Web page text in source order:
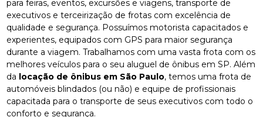
para feiras, eventos, excursões e viagens, transporte de
executivos e terceirização de frotas com excelência de
qualidade e segurança. Possuímos motorista capacitados e
experientes, equipados com GPS para maior segurança
durante a viagem. Trabalhamos com uma vasta frota com os
melhores veículos para o seu aluguel de ônibus em SP. Além
da locação de ônibus em São Paulo, temos uma frota de
automóveis blindados (ou não) e equipe de profissionais
capacitada para o transporte de seus executivos com todo o
conforto e segurança.